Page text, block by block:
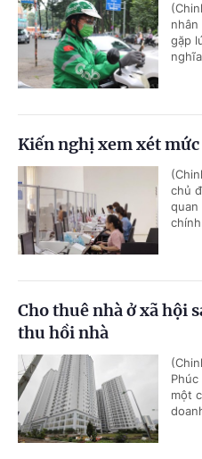
gặp
Kiến nghị xem xét
chủ
quan
Cho thuê nhà ở xã hội
thu hồi nhà
một